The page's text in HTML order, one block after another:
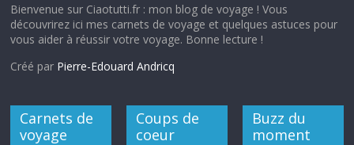
Bienvenue sur Ciaotutti.fr : mon blog de voyage ! Vous
découvrirez ici mes carnets de voyage et quelques astuces pour
vous aider à réussir votre voyage. Bonne lecture !
Créé par Pierre-Edouard Andricq
Carnets de
voyage
Coups de
coeur
Buzz du
moment